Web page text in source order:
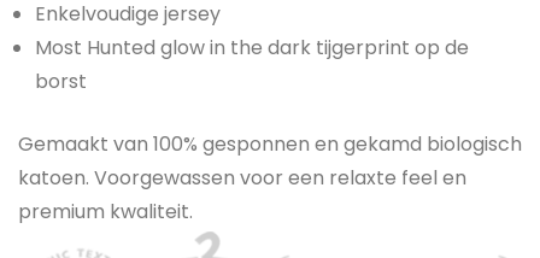
Enkelvoudige jersey
Most Hunted glow in the dark tijgerprint op de
borst
Gemaakt van 100% gesponnen en gekamd biologisch
katoen. Voorgewassen voor een relaxte feel en
premium kwaliteit.